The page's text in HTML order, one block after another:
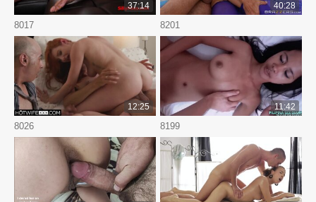
8017
37:14
8201
40:28
8026
12:25
8199
11:42